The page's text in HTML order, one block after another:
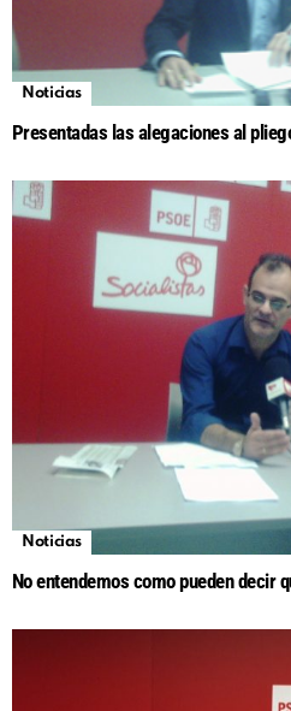
Noticias
Presentadas las alegaciones al
Noticias
No entendemos como pueden decir